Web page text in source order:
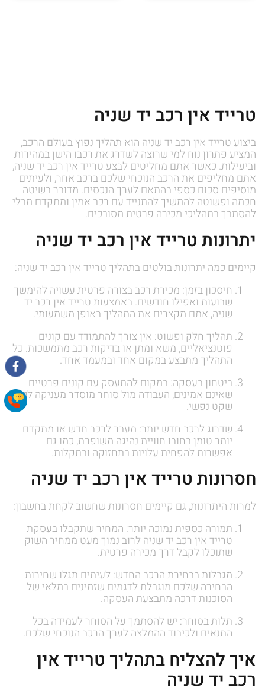
טרייד אין רכב יד שניה
ביצוע טרייד אין רכב יד שניה הוא תהליך נפוץ בעולם הרכב,
המציע פתרון נוח למי שרוצה לשדרג את רכבו הישן במהירות
וביעילות. כאשר אתם מחליטים לבצע טרייד אין רכב יד שניה,
אתם מחליפים את הרכב הנוכחי שלכם ברכב אחר, ולעיתים
מוסיפים סכום כספי בהתאם לערך הנכסים. מדובר בשיטה
חכמה ופשוטה להמשיך להתנייד עם רכב אמין ומתקדם מבלי
להסתבך בתהליכי מכירה פרטית מסובכים.
יתרונות טרייד אין רכב יד שניה
קיימים כמה יתרונות בולטים בתהליך טרייד אין רכב יד שניה:
חיסכון בזמן: מכירת רכב בצורה פרטית עשויה להימשך
שבועות ואפילו חודשים. באמצעות טרייד אין רכב יד
שניה, אתם מקצרים את התהליך באופן משמעותי.
תהליך חלק ופשוט: אין צורך להתמודד עם קונים
פוטנציאליים, משא ומתן או בדיקות רכב מתמשכות. כל
התהליך מתבצע במקום אחד ובמעמד אחד.
ביטחון בעסקה: במקום להתעסק עם קונים פרטיים
שאינם אמינים, העבודה מול סוחר מוסדר מעניקה לכם
שקט נפשי.
שדרוג לרכב חדש יותר: מעבר לרכב חדש או מתקדם
יותר טומן בחובו חוויית נהיגה משופרת, כמו גם
אפשרות להפחית עלויות בתחזוקה ובתקלות.
חסרונות טרייד אין רכב יד שניה
למרות היתרונות, גם קיימים חסרונות שחשוב לקחת בחשבון:
תמורה כספית נמוכה יותר: המחיר שתקבלו בעסקת
טרייד אין רכב יד שניה לרוב נמוך מעט ממחיר השוק
שתוכלו לקבל דרך מכירה פרטית.
מגבלות בבחירת הרכב החדש: לעיתים תגלו שחירות
הבחירה שלכם מוגבלת לדגמים שזמינים במלאי של
הסוכנות דרכה מתבצעת העסקה.
תלות בסוחר: יש להסתמך על הסוחר לעמידה בכל
התנאים ולכיבוד ההמלצה לערך הרכב הנוכחי שלכם.
איך להצליח בתהליך טרייד אין
רכב יד שניה